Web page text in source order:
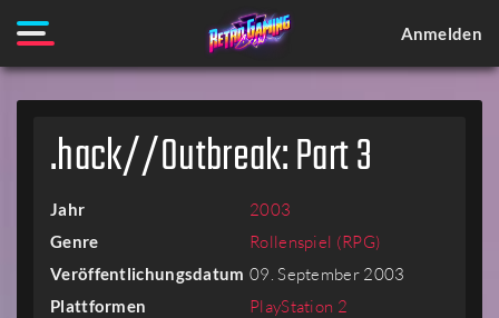
Anmelden
.hack//Outbreak: Part 3
Jahr 2003
Genre Rollenspiel (RPG)
Veröffentlichungsdatum 09. September 2003
Plattformen PlayStation 2